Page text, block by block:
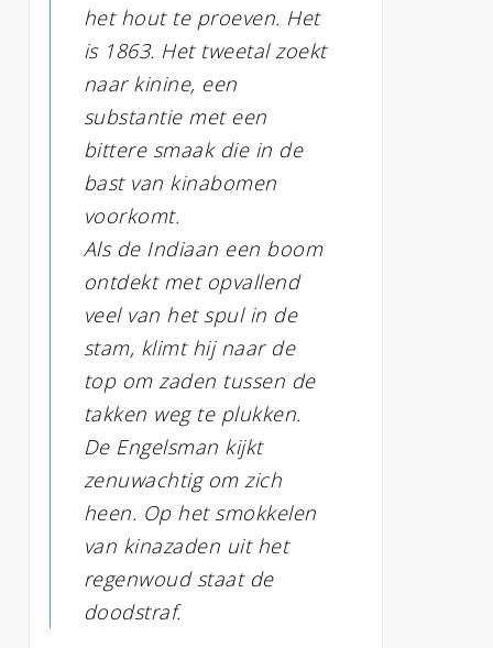
het hout te proeven. Het
is 1863. Het tweetal zoekt
naar kinine, een
substantie met een
bittere smaak die in de
bast van kinabomen
voorkomt.
Als de Indiaan een boom
ontdekt met opvallend
veel van het spul in de
stam, klimt hij naar de
top om zaden tussen de
takken weg te plukken.
De Engelsman kijkt
zenuwachtig om zich
heen. Op het smokkelen
van kinazaden uit het
regenwoud staat de
doodstraf.